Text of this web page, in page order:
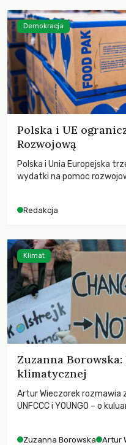
Polska i UE
Rozwojową
Polska i Unia Europejska
wydatki na pomoc
odnotowano największe
kryzysami i ubóstwem?
Redakcja
Demokracja
Zuzanna
klimatycznej
Artur Wieczorek rozmawia
UNFCCC i YOUNGO – o
Zuzanna Borowska Artur
Klimat